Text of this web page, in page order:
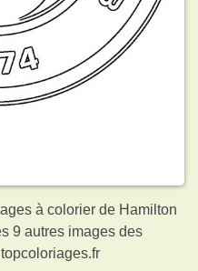
à colorier de Hamilton
9 autres images des